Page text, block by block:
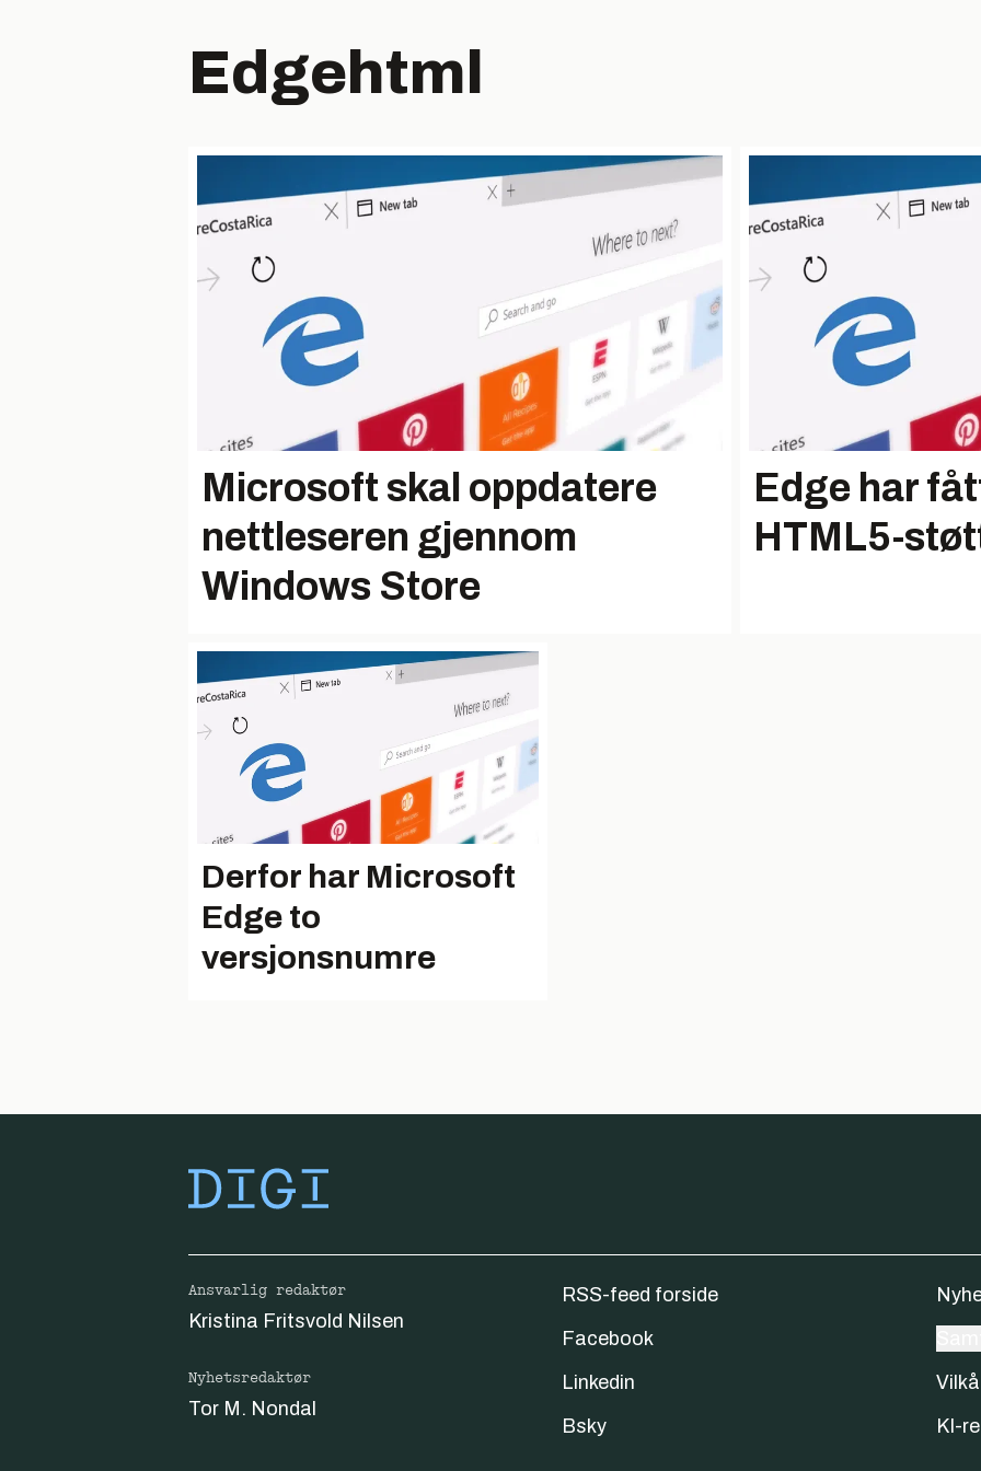
Edgehtml
Microsoft skal oppdatere
nettleseren gjennom
Windows Store
Edge har
HTML5-
Derfor har Microsoft
Edge to
versjonsnumre
Ansvarlig redaktør
Kristina Fritsvold Nilsen
Nyhetsredaktør
Tor M. Nondal
RSS-feed forside
Facebook
Linkedin
Bsky
KI-